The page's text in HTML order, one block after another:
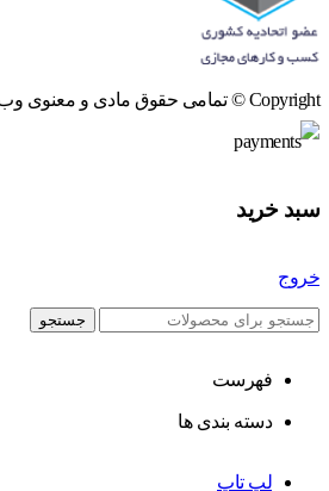
Copyright © تمامی حقوق مادی و معنوی وب سایت محفوظ می باشد
سبد خرید
خروج
جستجو
فهرست
دسته بندی ها
لپ تاپ